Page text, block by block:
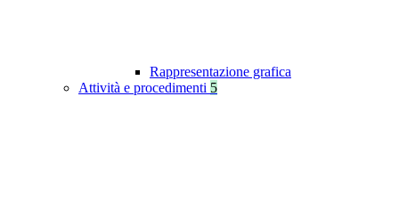
Rappresentazione grafica
Attività e procedimenti 5